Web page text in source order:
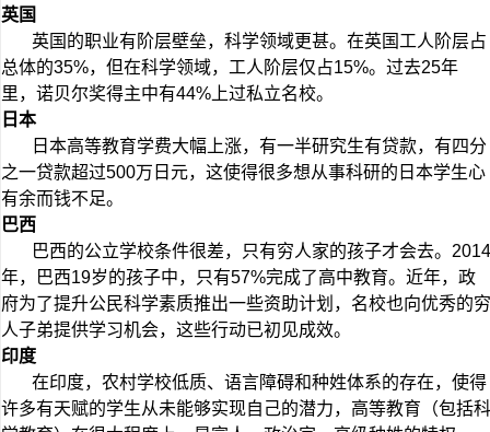
英国
英国的职业有阶层壁垒，科学领域更甚。在英国工人阶层占
总体的35%，但在科学领域，工人阶层仅占15%。过去25年
里，诺贝尔奖得主中有44%上过私立名校。
日本
日本高等教育学费大幅上涨，有一半研究生有贷款，有四分
之一贷款超过500万日元，这使得很多想从事科研的日本学生心
有余而钱不足。
巴西
巴西的公立学校条件很差，只有穷人家的孩子才会去。2014
年，巴西19岁的孩子中，只有57%完成了高中教育。近年，政
府为了提升公民科学素质推出一些资助计划，名校也向优秀的穷
人子弟提供学习机会，这些行动已初见成效。
印度
在印度，农村学校低质、语言障碍和种姓体系的存在，使得
许多有天赋的学生从未能够实现自己的潜力，高等教育（包括科